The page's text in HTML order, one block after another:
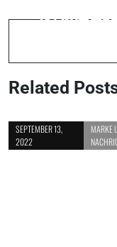
GT96 -
Related
SEPTEMBER 13,
2022
MARKE